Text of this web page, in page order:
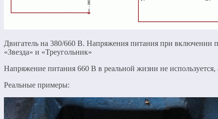
Двигатель на 380/660 В. Напряжения питания при включении
«Звезда» и «Треугольник»
Напряжение питания 660 В в реальной жизни не используется,
Реальные примеры: